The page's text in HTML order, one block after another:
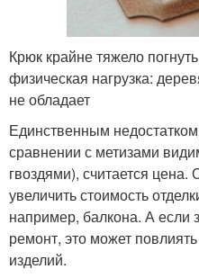
Крюк крайне тяжело
физическая нагрузка:
не обладает
Единственным
сравнении с метизами
гвоздями), считается
увеличить стоимость
например, балкона. А
ремонт, это может
изделий.